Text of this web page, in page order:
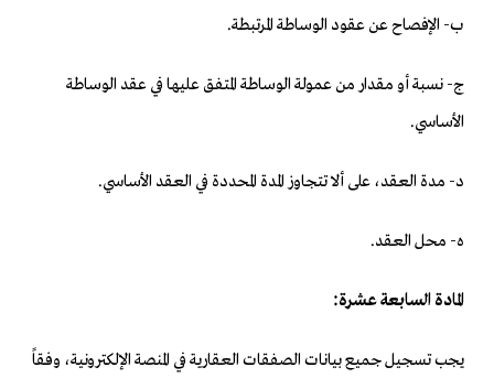
‌ب- الإفصاح عن عقود الوساطة المرتبطة.
‌ج- نسبة أو مقدار من عمولة الوساطة المتفق عليها في عقد الوساطة
الأساسي.
‌د- مدة العقد، على ألا تتجاوز المدة المحددة في العقد الأساسي.
‌ه- محل العقد.
المادة السابعة عشرة:
يجب تسجيل جميع بيانات الصفقات العقارية في المنصة الإلكترونية، وفقاً